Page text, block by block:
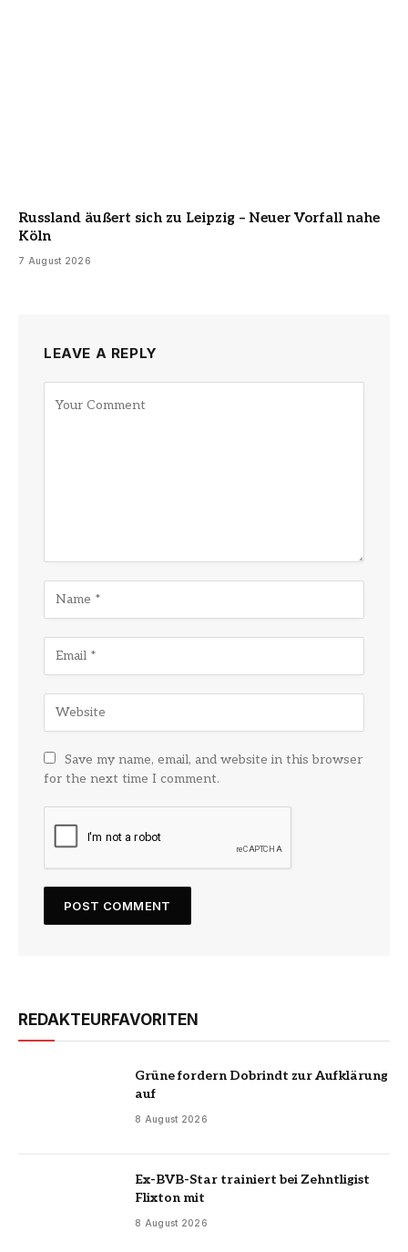
Russland äußert sich zu Leipzig – Neuer Vorfall nahe
Köln
7 August 2026
LEAVE A REPLY
Save my name, email, and website in this browser
for the next time I comment.
REDAKTEURFAVORITEN
Grüne fordern Dobrindt zur Aufklärung
auf
8 August 2026
Ex-BVB-Star trainiert bei Zehntligist
Flixton mit
8 August 2026